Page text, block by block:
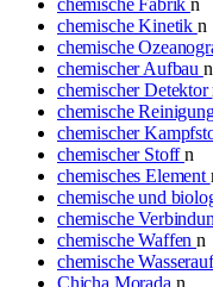
chemische Kinetik n
chemische
chemischer Aufbau n
chemischer Detektor
chemische
chemischer
chemischer Stoffn
chemisches Element
chemische und
chemische
chemische Waffenn
chemische
Chicha Morada n